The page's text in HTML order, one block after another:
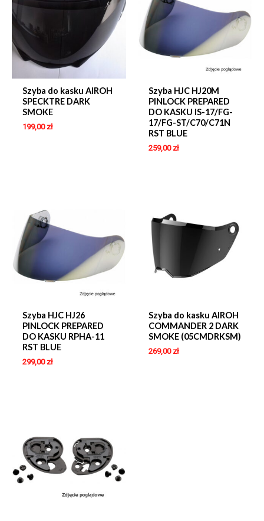
Szyba do kasku AIROH
SPECKTRE DARK
SMOKE
199,00 zł
Szyba HJC HJ20M
PINLOCK PREPARED
DO KASKU IS-17/FG-
17/FG-ST/C70/C71N
RST BLUE
259,00 zł
Szyba HJC HJ26
PINLOCK PREPARED
DO KASKU RPHA-11
RST BLUE
299,00 zł
Szyba do kasku AIROH
COMMANDER 2 DARK
SMOKE (05CMDRKSM)
269,00 zł